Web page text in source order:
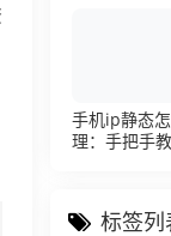
手机ip静态
理：手把手
标签列